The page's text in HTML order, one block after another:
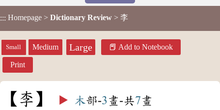
::: Homepage > Dictionary Review > 李
Small Medium Large Add to Notebook
Print
李 ▶️ 木部-3 畫-共7畫